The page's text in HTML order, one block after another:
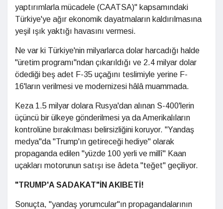
yaptırımlarla mücadele (CAATSA)" kapsamındaki
Türkiye'ye ağır ekonomik dayatmaların kaldırılmasına
yeşil ışık yaktığı havasını vermesi.
Ne var ki Türkiye'nin milyarlarca dolar harcadığı halde
"üretim programı"ndan çıkarıldığı ve 2.4 milyar dolar
ödediği beş adet F-35 uçağını teslimiyle yerine F-
16'ların verilmesi ve modernizesi hâlâ muammada.
Keza 1.5 milyar dolara Rusya'dan alınan S-400'lerin
üçüncü bir ülkeye gönderilmesi ya da Amerikalıların
kontrolüne bırakılması belirsizliğini koruyor. "Yandaş
medya"da "Trump'ın getireceği hediye" olarak
propaganda edilen "yüzde 100 yerli ve millî" Kaan
uçakları motorunun satışı ise âdeta "teğet" geçiliyor.
"TRUMP'A SADAKAT"İN AKIBETİ!
Sonuçta, "yandaş yorumcular"ın propagandalarının